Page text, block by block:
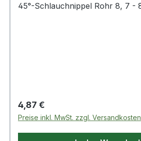
45°-Schlauchnippel Rohr 8, 7 -
Regulärer Preis:
4,87 €
Preise inkl. MwSt. zzgl. Versandkosten